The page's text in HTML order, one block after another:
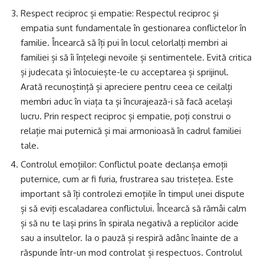
Respect reciproc și empatie: Respectul reciproc și
empatia sunt fundamentale în gestionarea conflictelor în
familie. Încearcă să îți pui în locul celorlalți membri ai
familiei și să îi înțelegi nevoile și sentimentele. Evită critica
și judecata și înlocuiește-le cu acceptarea și sprijinul.
Arată recunoștință și apreciere pentru ceea ce ceilalți
membri aduc în viața ta și încurajează-i să facă același
lucru. Prin respect reciproc și empatie, poți construi o
relație mai puternică și mai armonioasă în cadrul familiei
tale.
Controlul emoțiilor: Conflictul poate declanșa emoții
puternice, cum ar fi furia, frustrarea sau tristețea. Este
important să îți controlezi emoțiile în timpul unei dispute
și să eviți escaladarea conflictului. Încearcă să rămâi calm
și să nu te lași prins în spirala negativă a replicilor acide
sau a insultelor. Ia o pauză și respiră adânc înainte de a
răspunde într-un mod controlat și respectuos. Controlul